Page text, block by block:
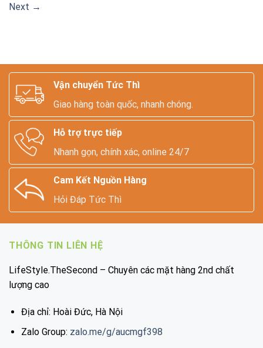
Next →
Vận chuyển Tức Thì
Giao hàng toàn quốc, nhanh chóng.
Hỗ trợ trực tiếp
Nhanh gọn, chính xác, online 24/7
Cam Kết Nguồn Hàng
Hỏi Đáp Tức Thì
THÔNG TIN LIÊN HỆ
LifeStyle.TheSecond – Chuyên các mặt hàng 2nd chất
lượng cao
Địa chỉ: Hoài Đức, Hà Nội
Zalo Group: zalo.me/g/aucmgf398